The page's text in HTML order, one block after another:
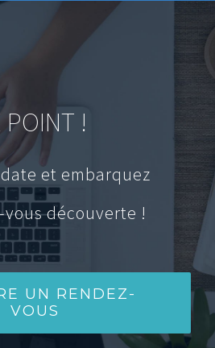
POINT !
et embarquez
découverte !
UN RENDEZ-
VOUS